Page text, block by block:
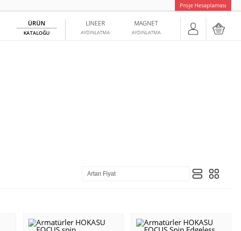
Proje Hesaplaması
MAGNET
AYDINLATMA
LINEER
AYDINLATMA
ÜRÜN
KATALOĞU